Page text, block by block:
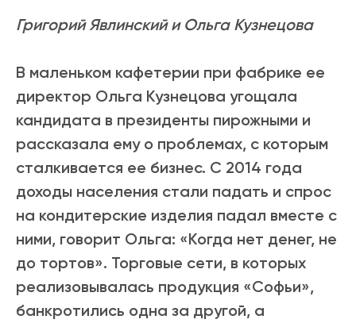
Григорий Явлинский и Ольга Кузнецова
В маленьком кафетерии при фабрике ее
директор Ольга Кузнецова угощала
кандидата в президенты пирожными и
рассказала ему о проблемах, с которым
сталкивается ее бизнес. С 2014 года
доходы населения стали падать и спрос
на кондитерские изделия падал вместе с
ними, говорит Ольга: «Когда нет денег, не
до тортов». Торговые сети, в которых
реализовывалась продукция «Софьи»,
банкротились одна за другой, а